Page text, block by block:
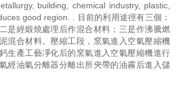
building, chemical industry, plastic,
good region. . 目前的利用途徑有三個：
是經煅燒處理后作混合材料；三是作沸騰燃
混合材料。壓縮工段，窯氣進入空氣壓縮機
生產工藝凈化后的窯氣進入空氣壓縮機進行
經油氣分離器分離出所夾帶的油霧后進入儲